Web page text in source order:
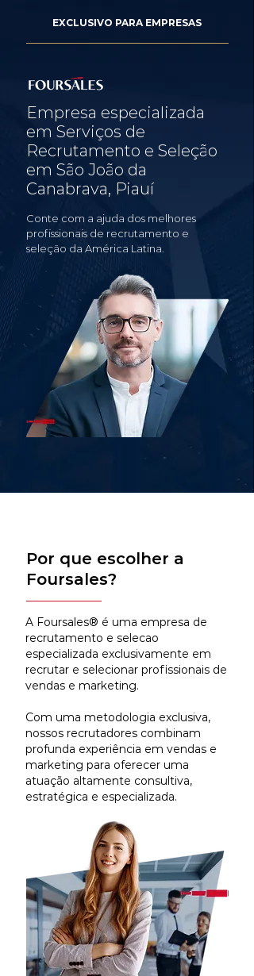
EXCLUSIVO PARA EMPRESAS
Empresa especializada
em Serviços de
Recrutamento e Seleção
em São João da
Canabrava, Piauí
Conte com a ajuda dos melhores
profissionais de recrutamento e
seleção da América Latina.
Por que escolher a
Foursales?
A Foursales® é uma empresa de
recrutamento e selecao
especializada exclusivamente em
recrutar e selecionar profissionais de
vendas e marketing.
Com uma metodologia exclusiva,
nossos recrutadores combinam
profunda experiência em vendas e
marketing para oferecer uma
atuação altamente consultiva,
estratégica e especializada.